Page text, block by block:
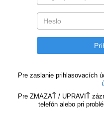
Pre zaslanie prihlasovacích
Pre ZMAZAŤ / UPRAVIŤ
telefón alebo pri